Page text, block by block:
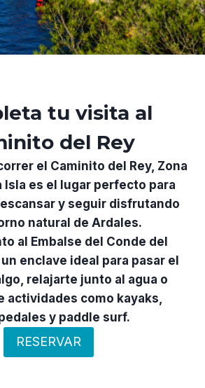
tu visita al
del Rey
el Caminito del Rey, Zona
Isla es el lugar perfecto para
y seguir disfrutando
natural de Ardales.
al Embalse del Conde del
enclave ideal para pasar el
relajarte junto al agua o
actividades como kayaks,
y paddle surf.
RESERVAR